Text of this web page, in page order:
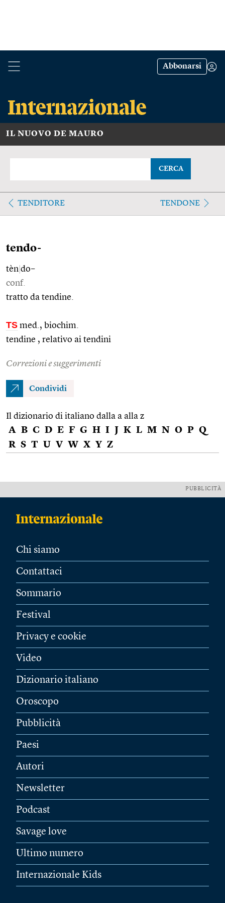
Abbonarsi
IL NUOVO DE MAURO
CERCA
TENDITORE TENDONE
tendo-
tèn do–
conf.
tratto da tendine.
TS med., biochim.
tendine , relativo ai tendini
Correzioni e suggerimenti
Condividi
Il dizionario di italiano dalla a alla z
A B C D E F G H I J K L M N O P Q
R S T U V W X Y Z
PUBBLICITÀ
Chi siamo
Contattaci
Sommario
Festival
Privacy e cookie
Video
Dizionario italiano
Oroscopo
Pubblicità
Paesi
Autori
Newsletter
Podcast
Savage love
Ultimo numero
Internazionale Kids